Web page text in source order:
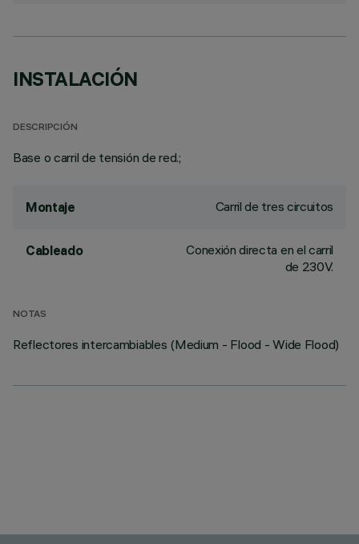
INSTALACIÓN
DESCRIPCIÓN
Base o carril de tensión de red.;
Montaje Carril de tres circuitos
Cableado
Conexión directa en el carril
de 230V.
NOTAS
Reflectores intercambiables (Medium - Flood - Wide Flood)